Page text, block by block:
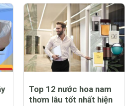
Trẻ bị sởi có ngứa
không và lời giải đáp
đầy bất ngờ